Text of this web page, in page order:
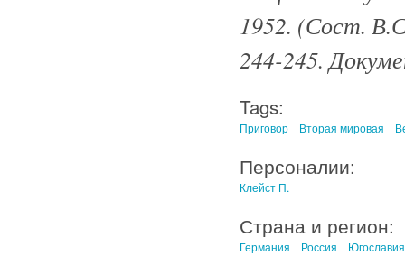
1952. (Сост.
244-245.
Tags:
Приговор Вторая мировая
Персоналии:
Клейст П.
Страна и регион:
Германия Россия Югославия